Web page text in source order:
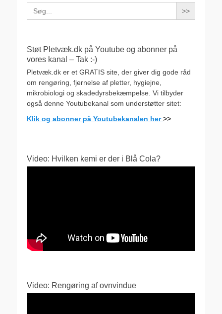
Search
for:
Støt Pletvæk.dk på Youtube og abonner på
vores kanal – Tak :-)
Pletvæk.dk er et GRATIS site, der giver dig gode råd
om rengøring, fjernelse af pletter, hygiejne,
mikrobiologi og skadedyrsbekæmpelse. Vi tilbyder
også denne Youtubekanal som understøtter sitet:
Klik og abonner på Youtubekanalen her>>
Video: Hvilken kemi er der i Blå Cola?
Video: Rengøring af ovnvindue